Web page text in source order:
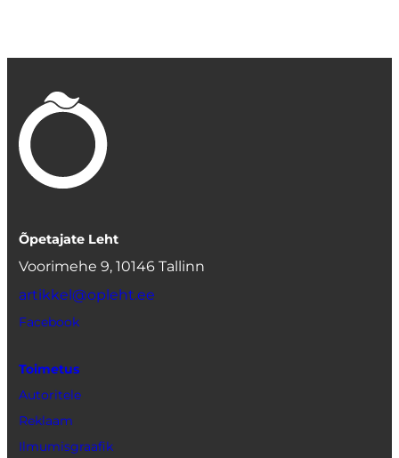
Õpetajate Leht
Voorimehe 9, 10146 Tallinn
artikkel@opleht.ee
Facebook
Toimetus
Autoritele
Reklaam
Ilmumisgraafik